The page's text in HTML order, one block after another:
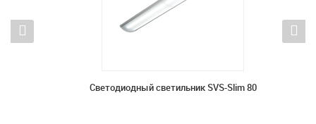
Светодиодный светильник SVS-Slim 80